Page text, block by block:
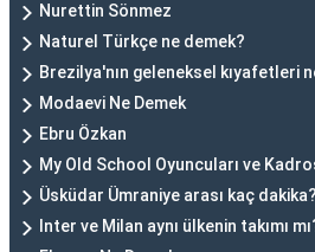
Nurettin Sönmez
Naturel Türkçe ne demek?
Brezilya'nın geleneksel kıyafetleri
Modaevi Ne Demek
Ebru Özkan
My Old School Oyuncuları ve
Üsküdar Ümraniye arası kaç dakika?
Inter ve Milan aynı ülkenin takımı